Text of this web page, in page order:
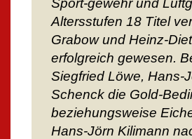
Altersstufen 18 Titel
Grabow und Heinz-
erfolgreich gewesen.
Siegfried Löwe, Hans-
Schenck die Gold-
beziehungsweise
Hans-Jörn Kilimann